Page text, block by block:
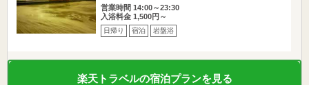
営業時間 14:00～23:30
入浴料金 1,500円～
日帰り 宿泊 岩盤浴
楽天トラベルの宿泊プランを見る